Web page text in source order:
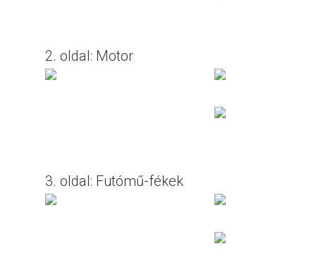
2. oldal: Motor
3. oldal: Futómű-fékek